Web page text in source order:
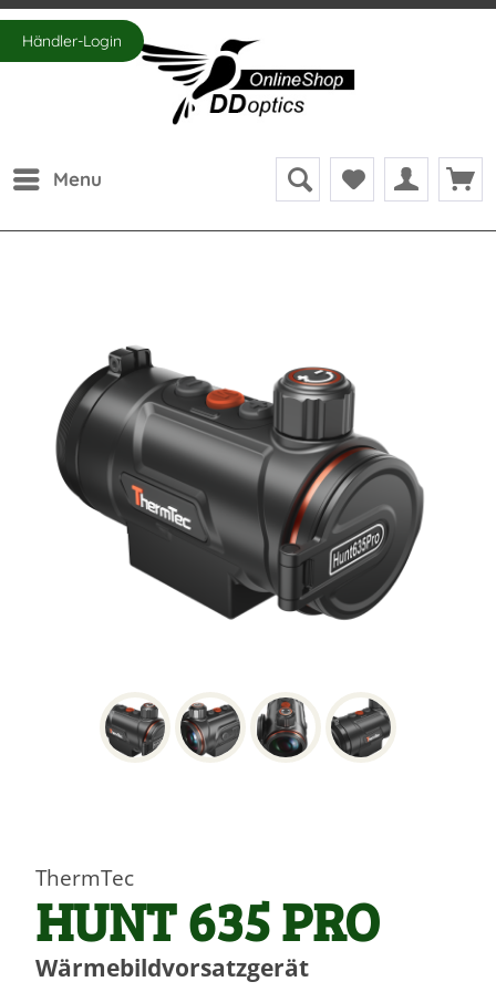
Händler-Login
Menu
ThermTec
HUNT 635 PRO
Wärmebildvorsatzgerät